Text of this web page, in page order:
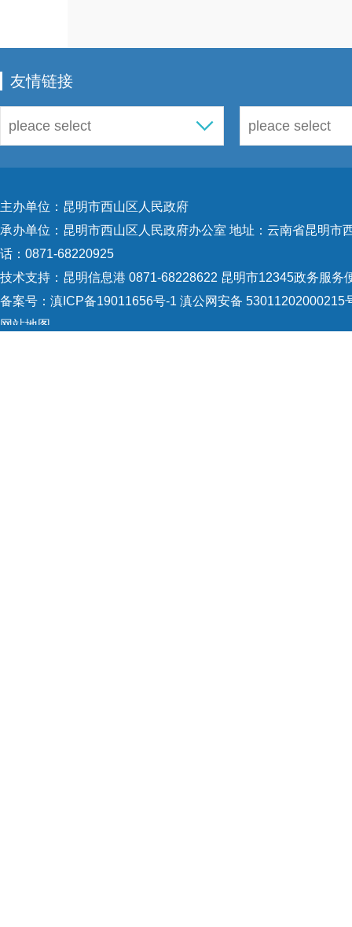
友情链接
主办单位：昆明市西山区人民政府
承办单位：昆明市西山区人民政府办公室 地址：云南省昆明市
话：0871-68220925
技术支持： 昆明信息港 0871-68228622 昆明市12345政务服务
备案号： 滇ICP备19011656号-1 滇公网安备 53011202000215
网站地图